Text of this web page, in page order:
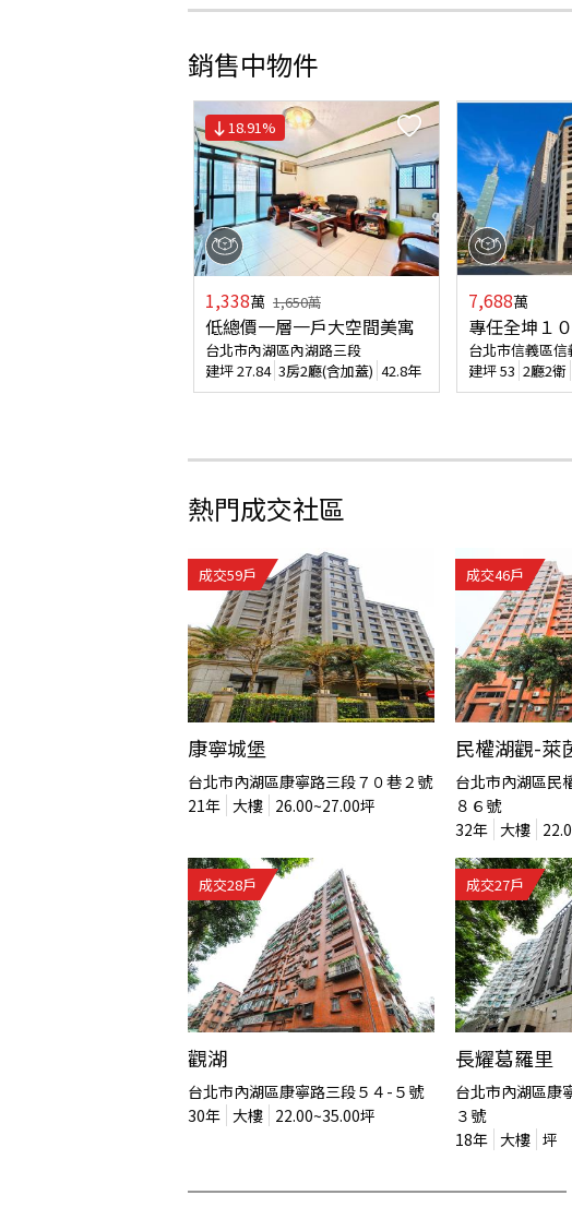
銷售中物件
18.91%
1,338萬 1,650萬
低總價一層一戶大空間美寓
台北市內湖區內湖路三段
建坪27.84 3房2廳(含加蓋) 42.8年
7,688萬
專任全坤１
台北市信義區
建坪53 2廳2衛
熱門成交社區
成交59戶
康寧城堡
台北市內湖區康寧路三段７０巷２號
21年 大樓 26.00~27.00坪
成交46戶
民權湖觀-萊
台北市內湖區民
８６號
32年 大樓
成交28戶
觀湖
台北市內湖區康寧路三段５４-５號
30年 大樓 22.00~35.00坪
成交27戶
長耀葛羅里
台北市內湖區康
３號
18年 大樓 坪